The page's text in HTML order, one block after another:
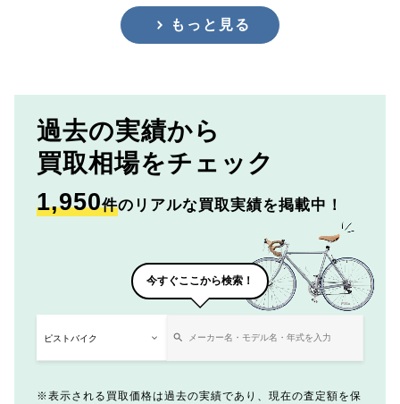
もっと見る
過去の実績から
買取相場をチェック
1,950件のリアルな買取実績を掲載中！
今すぐここから検索！
表示される買取価格は過去の実績であり、現在の査定額を保